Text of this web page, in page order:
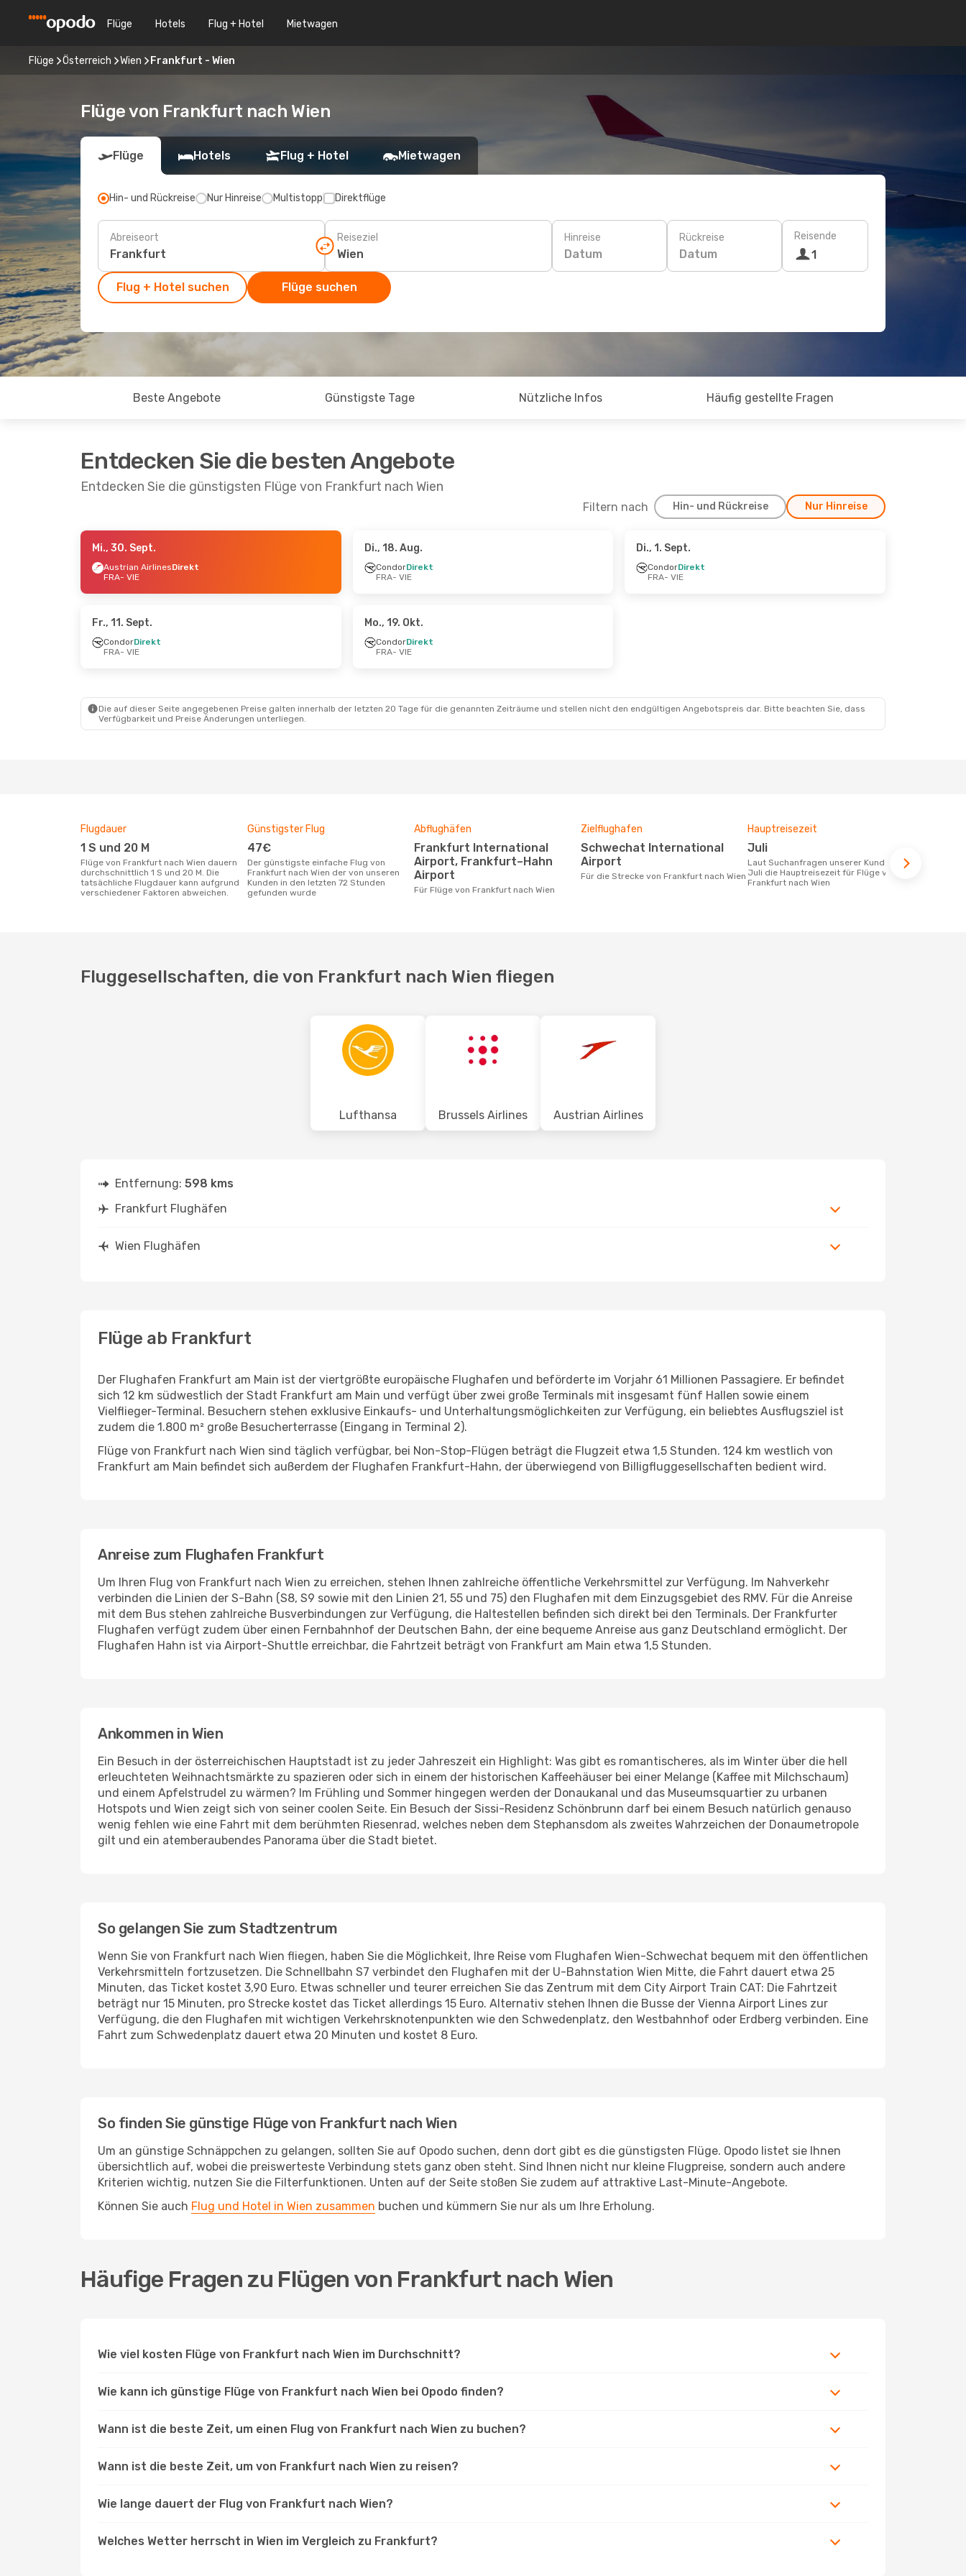
Flüge Hotels Flug + Hotel Mietwagen
Flüge Österreich Wien Frankfurt - Wien
Flüge von Frankfurt nach Wien
Flüge Hotels Flug + Hotel Mietwagen
Hin- und Rückreise Nur Hinreise Multistopp Direktflüge
Abreiseort Reiseziel Hinreise
Datum
Rückreise
Datum
Reisende
1
Flug + Hotel suchen Flüge suchen
Beste Angebote Günstigste Tage Nützliche Infos Häufig gestellte Fragen
Entdecken Sie die besten Angebote
Entdecken Sie die günstigsten Flüge von Frankfurt nach Wien
Filtern nach Hin- und Rückreise Nur Hinreise
- Fr., 4. Sept.
Direkt
- Sa., 10. Okt. - So., 23. Aug.
- Mi., 14. Okt. - Do., 10. Sept.
VIE
- FRA - FRA
Mi., 30. Sept.
Austrian AirlinesDirekt
FRA- VIE
Di., 18. Aug.
CondorDirekt
FRA- VIE
Di., 1. Sept.
CondorDirekt
FRA- VIE
Fr., 11. Sept.
CondorDirekt
FRA- VIE
Mo., 19. Okt.
CondorDirekt
FRA- VIE
Die auf dieser Seite angegebenen Preise galten innerhalb der letzten 20 Tage für die genannten Zeiträume und stellen nicht den endgültigen Angebotspreis dar. Bitte beachten Sie, dass
Verfügbarkeit und Preise Änderungen unterliegen.
Flugdauer
1 S und 20 M
Flüge von Frankfurt nach Wien dauern
durchschnittlich 1 S und 20 M. Die
tatsächliche Flugdauer kann aufgrund
verschiedener Faktoren abweichen.
Günstigster Flug
47€
Der günstigste einfache Flug von
Frankfurt nach Wien der von unseren
Kunden in den letzten 72 Stunden
gefunden wurde
Abflughäfen
Frankfurt International
Airport, Frankfurt–Hahn
Airport
Für Flüge von Frankfurt nach Wien
Zielflughafen
Schwechat International
Airport
Für die Strecke von Frankfurt nach Wien
Hauptreisezeit
Juli
Laut Suchanfragen unserer Kunden ist
Juli die Hauptreisezeit für Flüge von
Frankfurt nach Wien
Fluggesellschaften, die von Frankfurt nach Wien fliegen
Lufthansa Brussels Airlines Austrian Airlines
Entfernung: 598 kms
Frankfurt Flughäfen
Wien Flughäfen
Flüge ab Frankfurt
Der Flughafen Frankfurt am Main ist der viertgrößte europäische Flughafen und beförderte im Vorjahr 61 Millionen Passagiere. Er befindet
sich 12 km südwestlich der Stadt Frankfurt am Main und verfügt über zwei große Terminals mit insgesamt fünf Hallen sowie einem
Vielflieger-Terminal. Besuchern stehen exklusive Einkaufs- und Unterhaltungsmöglichkeiten zur Verfügung, ein beliebtes Ausflugsziel ist
zudem die 1.800 m² große Besucherterrasse (Eingang in Terminal 2).
Flüge von Frankfurt nach Wien sind täglich verfügbar, bei Non-Stop-Flügen beträgt die Flugzeit etwa 1,5 Stunden. 124 km westlich von
Frankfurt am Main befindet sich außerdem der Flughafen Frankfurt-Hahn, der überwiegend von Billigfluggesellschaften bedient wird.
Anreise zum Flughafen Frankfurt
Um Ihren Flug von Frankfurt nach Wien zu erreichen, stehen Ihnen zahlreiche öffentliche Verkehrsmittel zur Verfügung. Im Nahverkehr
verbinden die Linien der S-Bahn (S8, S9 sowie mit den Linien 21, 55 und 75) den Flughafen mit dem Einzugsgebiet des RMV. Für die Anreise
mit dem Bus stehen zahlreiche Busverbindungen zur Verfügung, die Haltestellen befinden sich direkt bei den Terminals. Der Frankfurter
Flughafen verfügt zudem über einen Fernbahnhof der Deutschen Bahn, der eine bequeme Anreise aus ganz Deutschland ermöglicht. Der
Flughafen Hahn ist via Airport-Shuttle erreichbar, die Fahrtzeit beträgt von Frankfurt am Main etwa 1,5 Stunden.
Ankommen in Wien
Ein Besuch in der österreichischen Hauptstadt ist zu jeder Jahreszeit ein Highlight: Was gibt es romantischeres, als im Winter über die hell
erleuchteten Weihnachtsmärkte zu spazieren oder sich in einem der historischen Kaffeehäuser bei einer Melange (Kaffee mit Milchschaum)
und einem Apfelstrudel zu wärmen? Im Frühling und Sommer hingegen werden der Donaukanal und das Museumsquartier zu urbanen
Hotspots und Wien zeigt sich von seiner coolen Seite. Ein Besuch der Sissi-Residenz Schönbrunn darf bei einem Besuch natürlich genauso
wenig fehlen wie eine Fahrt mit dem berühmten Riesenrad, welches neben dem Stephansdom als zweites Wahrzeichen der Donaumetropole
gilt und ein atemberaubendes Panorama über die Stadt bietet.
So gelangen Sie zum Stadtzentrum
Wenn Sie von Frankfurt nach Wien fliegen, haben Sie die Möglichkeit, Ihre Reise vom Flughafen Wien-Schwechat bequem mit den öffentlichen
Verkehrsmitteln fortzusetzen. Die Schnellbahn S7 verbindet den Flughafen mit der U-Bahnstation Wien Mitte, die Fahrt dauert etwa 25
Minuten, das Ticket kostet 3,90 Euro. Etwas schneller und teurer erreichen Sie das Zentrum mit dem City Airport Train CAT: Die Fahrtzeit
beträgt nur 15 Minuten, pro Strecke kostet das Ticket allerdings 15 Euro. Alternativ stehen Ihnen die Busse der Vienna Airport Lines zur
Verfügung, die den Flughafen mit wichtigen Verkehrsknotenpunkten wie den Schwedenplatz, den Westbahnhof oder Erdberg verbinden. Eine
Fahrt zum Schwedenplatz dauert etwa 20 Minuten und kostet 8 Euro.
So finden Sie günstige Flüge von Frankfurt nach Wien
Um an günstige Schnäppchen zu gelangen, sollten Sie auf Opodo suchen, denn dort gibt es die günstigsten Flüge. Opodo listet sie Ihnen
übersichtlich auf, wobei die preiswerteste Verbindung stets ganz oben steht. Sind Ihnen nicht nur kleine Flugpreise, sondern auch andere
Kriterien wichtig, nutzen Sie die Filterfunktionen. Unten auf der Seite stoßen Sie zudem auf attraktive Last-Minute-Angebote.
Können Sie auch Flug und Hotel in Wien zusammen buchen und kümmern Sie nur als um Ihre Erholung.
Häufige Fragen zu Flügen von Frankfurt nach Wien
Wie viel kosten Flüge von Frankfurt nach Wien im Durchschnitt?
Wie kann ich günstige Flüge von Frankfurt nach Wien bei Opodo finden?
Wann ist die beste Zeit, um einen Flug von Frankfurt nach Wien zu buchen?
Wann ist die beste Zeit, um von Frankfurt nach Wien zu reisen?
Wie lange dauert der Flug von Frankfurt nach Wien?
Welches Wetter herrscht in Wien im Vergleich zu Frankfurt?